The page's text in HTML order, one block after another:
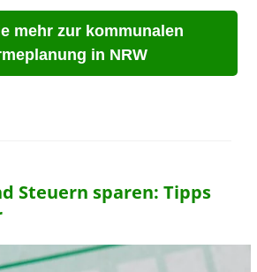
mehr zur kommunalen
in NRW
Steuern sparen: Tipps